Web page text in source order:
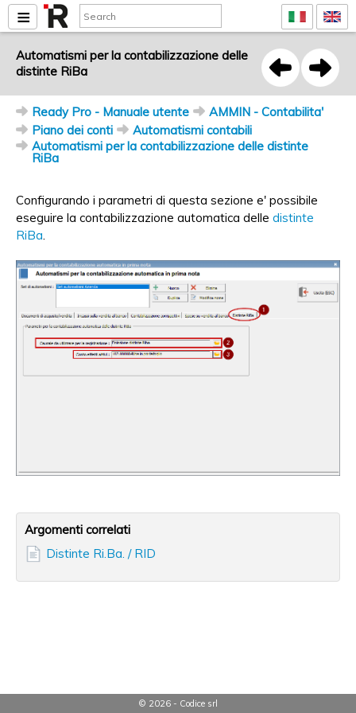
Automatismi per la contabilizzazione delle
distinte RiBa
Ready Pro - Manuale utente
AMMIN - Contabilita'
Piano dei conti
Automatismi contabili
Automatismi per la contabilizzazione delle distinte
RiBa
Configurando i parametri di questa sezione e' possibile
eseguire la contabilizzazione automatica delle distinte
RiBa.
Argomenti correlati
Distinte Ri.Ba. / RID
© 2026 - Codice srl